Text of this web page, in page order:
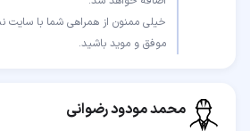
موفق و موید باشید.
محمد مودود رضوانی